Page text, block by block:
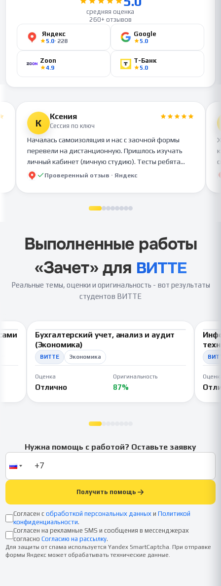
средняя оценка
260+ отзывов
Яндекс
5.0· 228
Google
5.0
Zoon
4.9
Т-Банк
5.0
К
Ксения
Сессия по ключ
Началась самоизоляция и нас с заочной формы
перевели на дистанционную. Пришлось изучать
личный кабинет (личную студию). Тесты ребята
помогли сдать, теперь знаю, как это делается и
пятерочник, но результатом очень и очень
Проверенный отзыв ·Яндекс
Выполненные работы
«Зачет» для ВИТТЕ
Реальные темы, оценки и оригинальность - вот результаты
студентов ВИТТЕ
Бухгалтерский учет, анализ и аудит
(Экономика)
ВИТТЕ Экономика
Оценка
Отлично
Оригинальность
87%
Нужна помощь с работой? Оставьте заявку
Получить помощь
Согласен с обработкой персональных данных и Политикой
конфиденциальности.
Согласен на рекламные SMS и сообщения в мессенджерах
согласно Согласию на рассылку.
Для защиты от спама используется Yandex SmartCaptcha. При отправке
формы Яндекс может обрабатывать технические данные.